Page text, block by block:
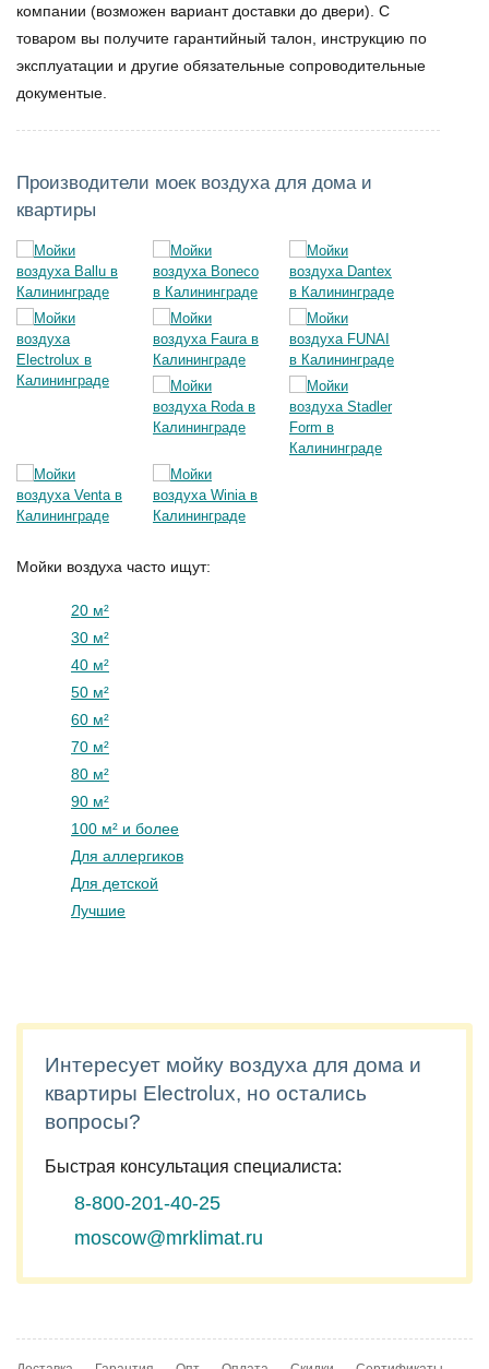
компании (возможен вариант доставки до двери). С
товаром вы получите гарантийный талон, инструкцию по
эксплуатации и другие обязательные сопроводительные
документые.
Производители моек воздуха для дома и
квартиры
Мойки воздуха часто ищут:
20 м²
30 м²
40 м²
50 м²
60 м²
70 м²
80 м²
90 м²
100 м² и более
Для аллергиков
Для детской
Лучшие
Интересует мойку воздуха для дома и
квартиры Electrolux, но остались
вопросы?
Быстрая консультация специалиста:
8-800-201-40-25
moscow@mrklimat.ru